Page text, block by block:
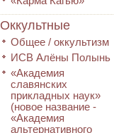
Оккультные
Общее / оккультизм
ИСВ Алёны Полынь
«Академия
славянских
прикладных наук»
(новое название -
«Академия
альтернативного